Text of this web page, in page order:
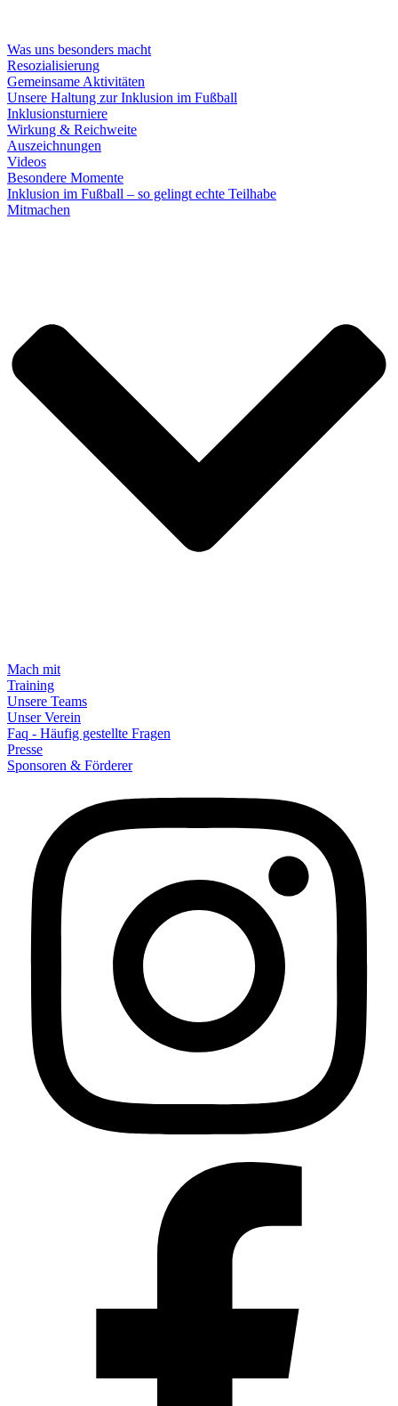
Was uns besonders macht
Resozialisierung
Gemeinsame Aktivitäten
Unsere Haltung zur Inklusion im Fußball
Inklusionsturniere
Wirkung & Reichweite
Auszeichnungen
Videos
Besondere Momente
Inklusion im Fußball – so gelingt echte Teilhabe
Mitmachen
Mach mit
Training
Unsere Teams
Unser Verein
Faq - Häufig gestellte Fragen
Presse
Sponsoren & Förderer